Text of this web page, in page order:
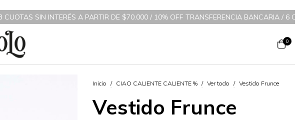
A PARTIR DE $70.000 / 10% OFF TRANSFERENCIA BANCARIA/6 CUOTAS SIN
0
Inicio / CIAO CALIENTE CALIENTE % / Ver todo / Vestido Frunce
Vestido Frunce